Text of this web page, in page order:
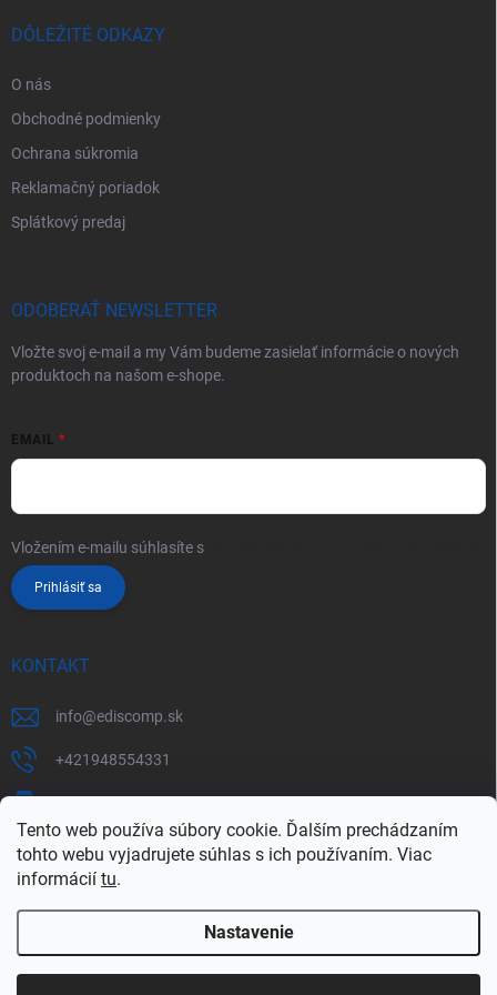
Tento web používa súbory cookie. Ďalším prechádzaním
tohto webu vyjadrujete súhlas s ich používaním. Viac
informácií tu.
Nastavenie
DÔLEŽITÉ ODKAZY
O nás
Obchodné podmienky
Ochrana súkromia
Reklamačný poriadok
Splátkový predaj
ODOBERAŤ NEWSLETTER
Vložte svoj e-mail a my Vám budeme zasielať informácie o nových
produktoch na našom e-shope.
EMAIL
Vložením e-mailu súhlasíte s
Prihlásiť sa
KONTAKT
info@ediscomp.sk
+421948554331
Copyright 2026ediscomp. Všetky práva vyhradené.Upraviť nastavenie